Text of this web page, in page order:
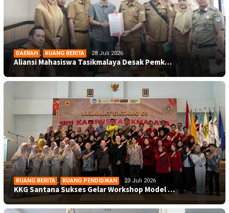
DAERAH RUANG BERITA 28 Juli 2026
Aliansi Mahasiswa Tasikmalaya Desak Pemk…
RUANG BERITA , RUANG PENDIDIKAN 23 Juli 2026
KKG Santana Sukses Gelar Workshop Model …